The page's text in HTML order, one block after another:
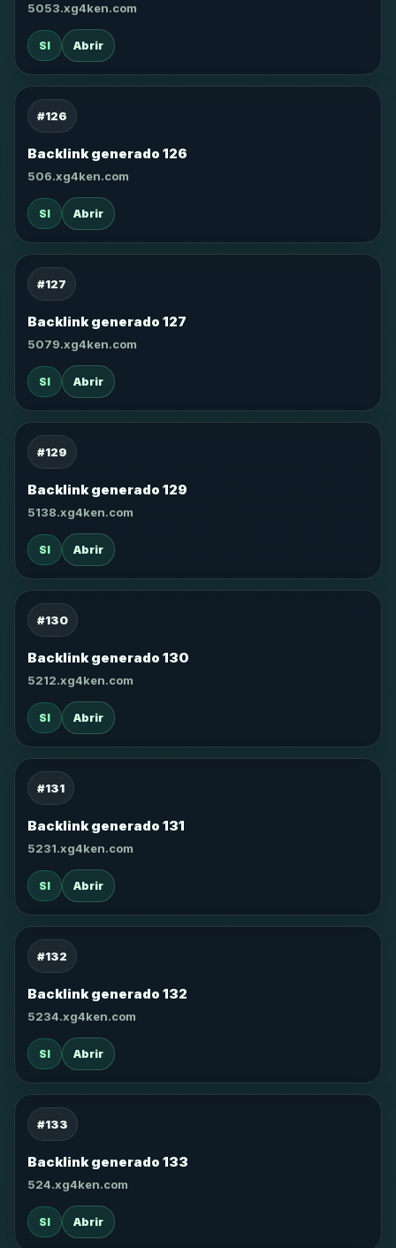
5053.xg4ken.com
SI Abrir
#126
Backlink generado 126
506.xg4ken.com
SI Abrir
#127
Backlink generado 127
5079.xg4ken.com
SI Abrir
#129
Backlink generado 129
5138.xg4ken.com
SI Abrir
#130
Backlink generado 130
5212.xg4ken.com
SI Abrir
#131
Backlink generado 131
5231.xg4ken.com
SI Abrir
#132
Backlink generado 132
5234.xg4ken.com
SI Abrir
#133
Backlink generado 133
524.xg4ken.com
SI Abrir